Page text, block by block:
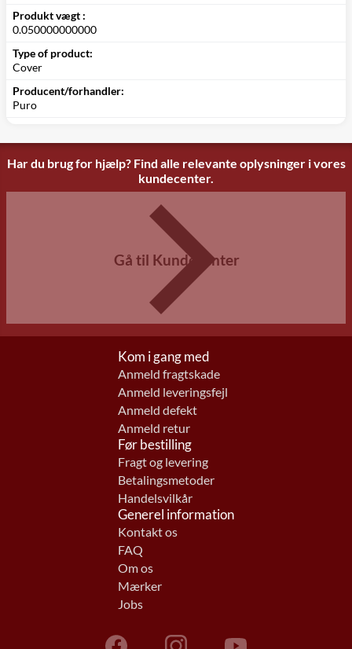
Produkt vægt :
0.050000000000
Type of product:
Cover
Producent/forhandler:
Puro
Har du brug for hjælp? Find alle relevante oplysninger i vores
kundecenter.
Gå til Kundecenter
Kom i gang med
Anmeld fragtskade
Anmeld leveringsfejl
Anmeld defekt
Anmeld retur
Før bestilling
Fragt og levering
Betalingsmetoder
Handelsvilkår
Generel information
Kontakt os
FAQ
Om os
Mærker
Jobs